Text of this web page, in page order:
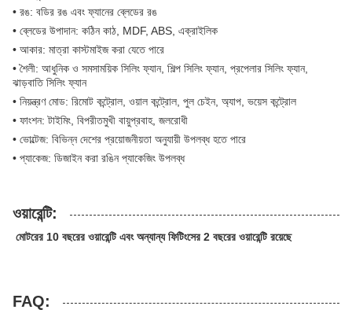
• রঙ: বডির রঙ এবং ফ্যানের ব্লেডের রঙ
• ব্লেডের উপাদান: কঠিন কাঠ, MDF, ABS, এক্রাইলিক
• আকার: মাত্রা কাস্টমাইজ করা যেতে পারে
• শৈলী: আধুনিক ও সমসাময়িক সিলিং ফ্যান, শিল্প সিলিং ফ্যান, প্রপেলার সিলিং ফ্যান,
ঝাড়বাতি সিলিং ফ্যান
• নিয়ন্ত্রণ মোড: রিমোট কন্ট্রোল, ওয়াল কন্ট্রোল, পুল চেইন, অ্যাপ, ভয়েস কন্ট্রোল
• ফাংশন: টাইমিং, বিপরীতমুখী বায়ুপ্রবাহ, জলরোধী
• ভোল্টেজ: বিভিন্ন দেশের প্রয়োজনীয়তা অনুযায়ী উপলব্ধ হতে পারে
• প্যাকেজ: ডিজাইন করা রঙিন প্যাকেজিং উপলব্ধ
ওয়ারেন্টি:
মোটরের 10 বছরের ওয়ারেন্টি এবং অন্যান্য ফিটিংসের 2 বছরের ওয়ারেন্টি রয়েছে
FAQ: